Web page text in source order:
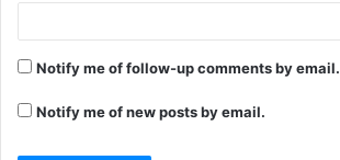
Notify me of follow-up comments by email.
Notify me of new posts by email.